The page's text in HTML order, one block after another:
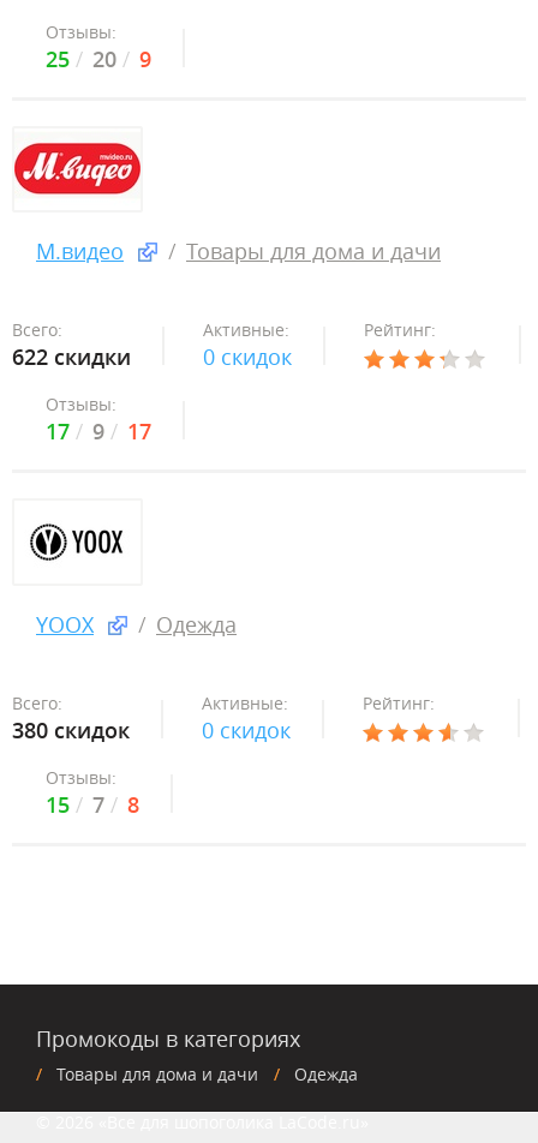
Отзывы:
25 20 9
М.видео Товары для дома и дачи
Всего:
622 скидки
Активные:
0 скидок
Рейтинг:
Отзывы:
17 9 17
YOOX Одежда
Всего:
380 скидок
Активные:
0 скидок
Рейтинг:
Отзывы:
15 7 8
Промокоды в категориях
Товары для дома и дачи Одежда